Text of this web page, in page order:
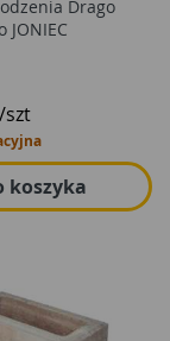
Drago
JONIEC
/szt
koszyka